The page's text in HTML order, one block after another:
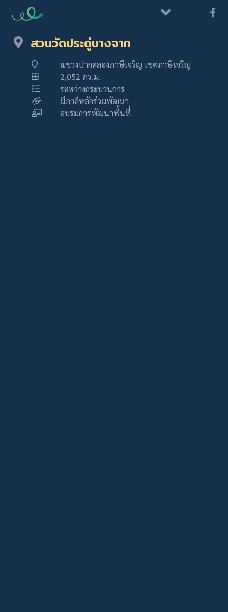
สวนวัดประดู่บางจาก
แขวงปากคลองภาษีเจริญ เขตภาษีเจริญ
2,052 ตร.ม.
ระหว่างกระบวนการ
มีภาคีหลักร่วมพัฒนา
อบรมการพัฒนาพื้นที่